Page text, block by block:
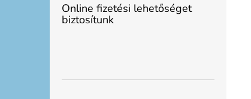
Online fizetési lehetőséget
biztosítunk